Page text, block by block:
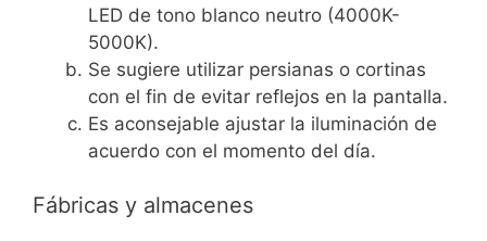
LED de tono blanco neutro (4000K-
5000K).
Se sugiere utilizar persianas o cortinas
con el fin de evitar reflejos en la pantalla.
Es aconsejable ajustar la iluminación de
acuerdo con el momento del día.
Fábricas y almacenes